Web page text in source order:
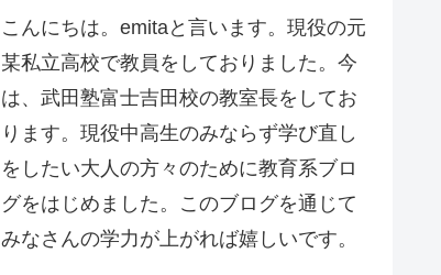
こんにちは。emitaと言います。現役の元
某私立高校で教員をしておりました。今
は、武田塾富士吉田校の教室長をしてお
ります。現役中高生のみならず学び直し
をしたい大人の方々のために教育系ブロ
グをはじめました。このブログを通じて
みなさんの学力が上がれば嬉しいです。